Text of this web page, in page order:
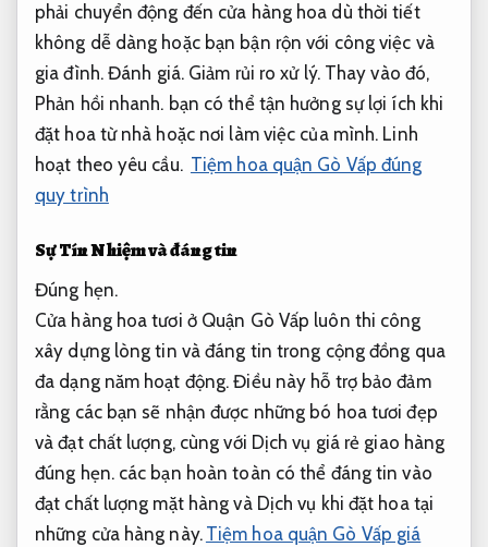
phải chuyển động đến cửa hàng hoa dù thời tiết
không dễ dàng hoặc bạn bận rộn với công việc và
gia đình. Đánh giá. Giảm rủi ro xử lý.Thay vào đó,
Phản hồi nhanh. bạn có thể tận hưởng sự lợi ích khi
đặt hoa từ nhà hoặc nơi làm việc của mình. Linh
hoạt theo yêu cầu. Tiệm hoa quận Gò Vấp đúng
quy trình
Sự Tín Nhiệm và đáng tin
Đúng hẹn.
Cửa hàng hoa tươi ở Quận Gò Vấp luôn thi công
xây dựng lòng tin và đáng tin trong cộng đồng qua
đa dạng năm hoạt động. Điều này hỗ trợ bảo đảm
rằng các bạn sẽ nhận được những bó hoa tươi đẹp
và đạt chất lượng, cùng với Dịch vụ giá rẻ giao hàng
đúng hẹn. các bạn hoàn toàn có thể đáng tin vào
đạt chất lượng mặt hàng và Dịch vụ khi đặt hoa tại
những cửa hàng này. Tiệm hoa quận Gò Vấp giá